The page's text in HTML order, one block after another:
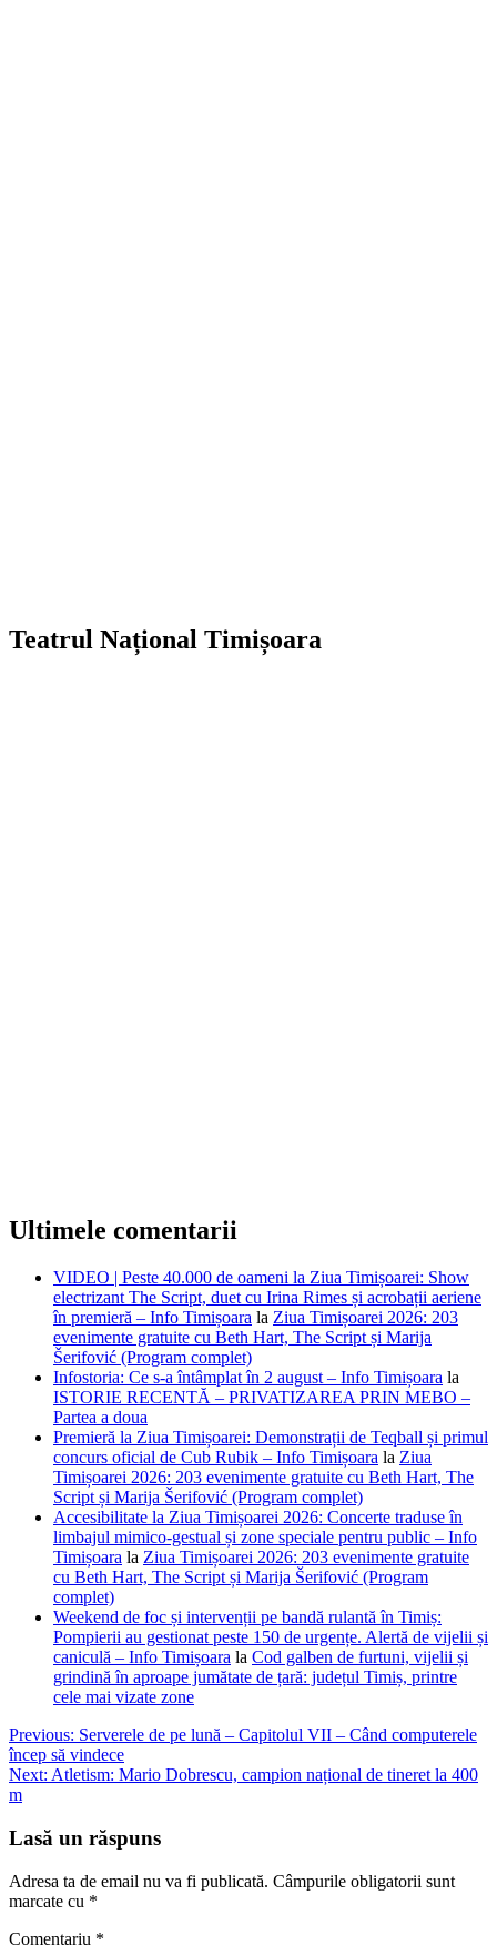
Teatrul Național Timișoara
Ultimele comentarii
VIDEO | Peste 40.000 de oameni la Ziua Timișoarei: Show
electrizant The Script, duet cu Irina Rimes și acrobații aeriene
în premieră – Info Timișoara la Ziua Timișoarei 2026: 203
evenimente gratuite cu Beth Hart, The Script și Marija
Šerifović (Program complet)
Infostoria: Ce s-a întâmplat în 2 august – Info Timișoara la
ISTORIE RECENTĂ – PRIVATIZAREA PRIN MEBO –
Partea a doua
Premieră la Ziua Timișoarei: Demonstrații de Teqball și primul
concurs oficial de Cub Rubik – Info Timișoara la Ziua
Timișoarei 2026: 203 evenimente gratuite cu Beth Hart, The
Script și Marija Šerifović (Program complet)
Accesibilitate la Ziua Timișoarei 2026: Concerte traduse în
limbajul mimico-gestual și zone speciale pentru public – Info
Timișoara la Ziua Timișoarei 2026: 203 evenimente gratuite
cu Beth Hart, The Script și Marija Šerifović (Program
complet)
Weekend de foc și intervenții pe bandă rulantă în Timiș:
Pompierii au gestionat peste 150 de urgențe. Alertă de vijelii și
caniculă – Info Timișoara la Cod galben de furtuni, vijelii și
grindină în aproape jumătate de țară: județul Timiș, printre
cele mai vizate zone
Navigare
în
articole
Previous: Serverele de pe lună – Capitolul VII – Când computerele
încep să vindece
Next: Atletism: Mario Dobrescu, campion național de tineret la 400
m
Lasă un răspuns
Adresa ta de email nu va fi publicată. Câmpurile obligatorii sunt
marcate cu *
Comentariu *